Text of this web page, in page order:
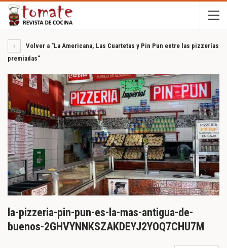
Volver a "La Americana, Las Cuartetas y Pin Pun entre las pizzerías
premiadas"
la-pizzeria-pin-pun-es-la-mas-antigua-de-
buenos-2GHVYNNKSZAKDEYJ2YOQ7CHU7M